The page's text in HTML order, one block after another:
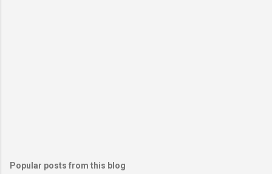
Popular posts from this blog